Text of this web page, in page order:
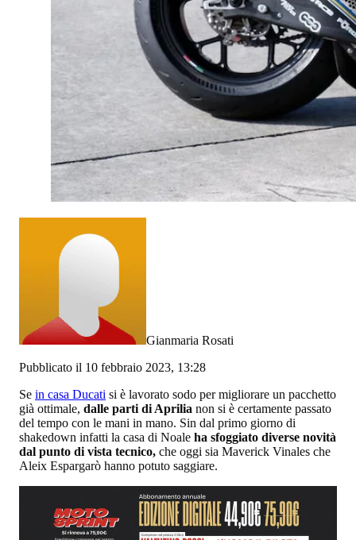
Gianmaria Rosati
Pubblicato il 10 febbraio 2023, 13:28
Se in casa Ducati si è lavorato sodo per migliorare un pacchetto
già ottimale, dalle parti di Aprilia non si è certamente passato
del tempo con le mani in mano. Sin dal primo giorno di
shakedown infatti la casa di Noale ha sfoggiato diverse novità
dal punto di vista tecnico, che oggi sia Maverick Vinales che
Aleix Espargarò hanno potuto saggiare.